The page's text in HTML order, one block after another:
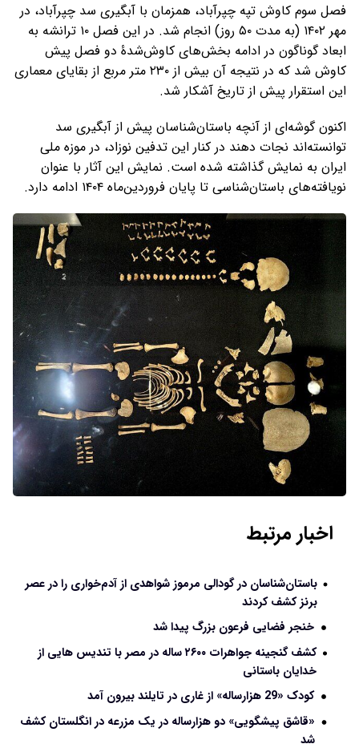
فصل سوم کاوش تپه چپرآباد، ‌همزمان با آبگیری سد چپرآباد، در
مهر ۱۴۰۲ (به مدت ۵۰ روز) انجام شد. در این فصل ۱۰ ترانشه به
ابعاد گوناگون در ادامه بخش‌های کاوش‌شدۀ دو فصل پیش
کاوش شد که در نتیجه آن بیش از ۲۳۰ متر مربع از بقایای معماری
این استقرار پیش از تاریخ آشکار شد.
اکنون گوشه‌ای از آنچه باستان‌شناسان پیش از آبگیری سد
توانسته‌اند نجات دهند در کنار این تدفین نوزاد، در موزه ملی
ایران به نمایش گذاشته شده است. نمایش این آثار با عنوان
نویافته‌های باستان‌شناسی تا پایان فروردین‌ماه ۱۴۰۴ ادامه دارد.
اخبار مرتبط
باستان‌شناسان در گودالی مرموز شواهدی از آدم‌خواری را در عصر
برنز کشف کردند
خنجر فضایی فرعون بزرگ پیدا شد
کشف گنجینه جواهرات ۲۶۰۰ ساله در مصر با تندیس‌ هایی از
خدایان باستانی
کودک «29 هزارساله» از غاری در تایلند بیرون آمد
«قاشق پیشگویی» دو هزارساله در یک مزرعه در انگلستان کشف